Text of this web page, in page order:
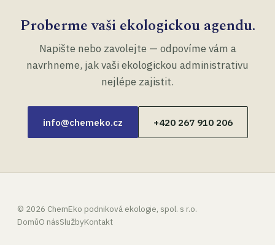
Proberme vaši ekologickou agendu.
Napište nebo zavolejte — odpovíme vám a
navrhneme, jak vaši ekologickou administrativu
nejlépe zajistit.
info@chemeko.cz +420 267 910 206
© 2026 ChemEko podniková ekologie, spol. s r.o.
DomůO násSlužbyKontakt